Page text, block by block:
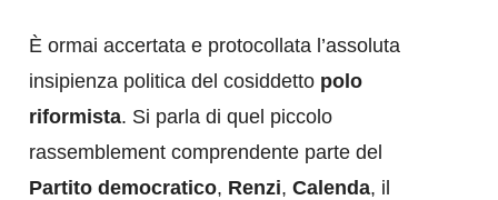
È ormai accertata e protocollata l’assoluta
insipienza politica del cosiddetto polo
riformista. Si parla di quel piccolo
rassemblement comprendente parte del
Partito democratico, Renzi, Calenda, il